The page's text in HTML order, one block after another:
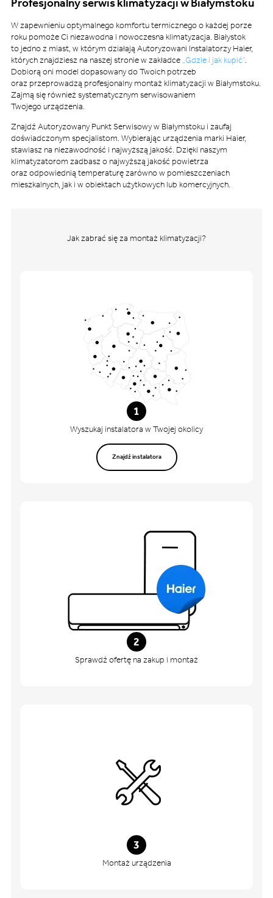
W zapewnieniu optymalnego komfortu termicznego o każdej porze
roku pomoże Ci niezawodna i nowoczesna klimatyzacja. Białystok
to jedno z miast, w którym działają Autoryzowani Instalatorzy Haier,
których znajdziesz na naszej stronie w zakładce „Gdzie i jak kupić”.
Dobiorą oni model dopasowany do Twoich potrzeb
oraz przeprowadzą profesjonalny montaż klimatyzacji w Białymstoku.
Zajmą się również systematycznym serwisowaniem
Twojego urządzenia.
Znajdź Autoryzowany Punkt Serwisowy w Białymstoku i zaufaj
doświadczonym specjalistom. Wybierając urządzenia marki Haier,
stawiasz na niezawodność i najwyższą jakość. Dzięki naszym
klimatyzatorom zadbasz o najwyższą jakość powietrza
oraz odpowiednią temperaturę zarówno w pomieszczeniach
mieszkalnych, jak i w obiektach użytkowych lub komercyjnych.
Jak zabrać się za montaż klimatyzacji?
1
Wyszukaj instalatora w Twojej okolicy
Znajdź instalatora
2
Sprawdź ofertę na zakup i montaż
3
Montaż urządzenia